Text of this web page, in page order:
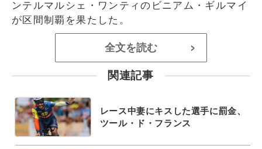
ンテルマルシェ・ワンティのビニアム・ギルマイ
が区間制覇を果たした。
全文を読む >
関連記事
レース中妻にキスした選手に罰金、
ツール・ド・フランス